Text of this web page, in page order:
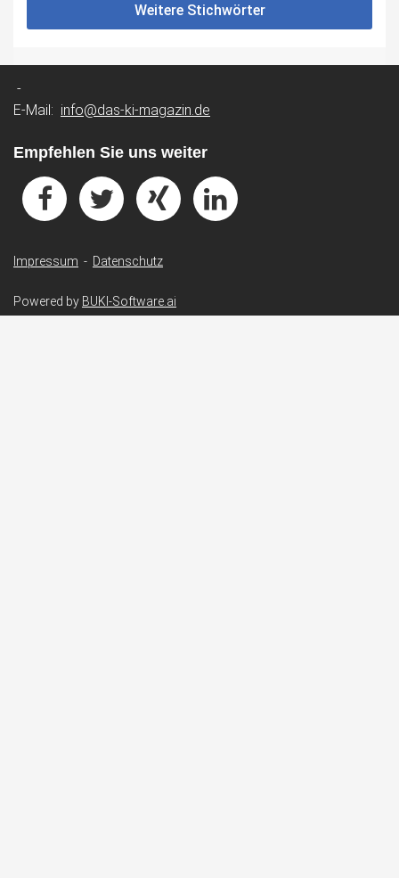
Weitere Stichwörter
-
E-Mail: info@das-ki-magazin.de
Empfehlen Sie uns weiter
Impressum - Datenschutz
Powered by BUKI-Software.ai